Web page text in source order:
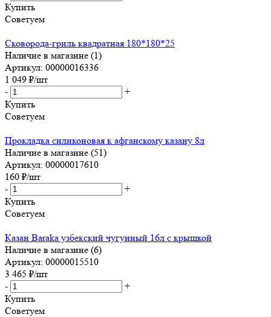
Купить
Советуем
Сковорода-гриль квадратная 180*180*25
Наличие в магазине (1)
Артикул: 00000016336
1 049 ₽/шт
-
+
Купить
Советуем
Прокладка силиконовая к афганскому казану 8л
Наличие в магазине (51)
Артикул: 00000017610
160 ₽/шт
-
+
Купить
Советуем
Казан Baraka узбекский чугунный 16л с крышкой
Наличие в магазине (6)
Артикул: 00000015510
3 465 ₽/шт
-
+
Купить
Советуем